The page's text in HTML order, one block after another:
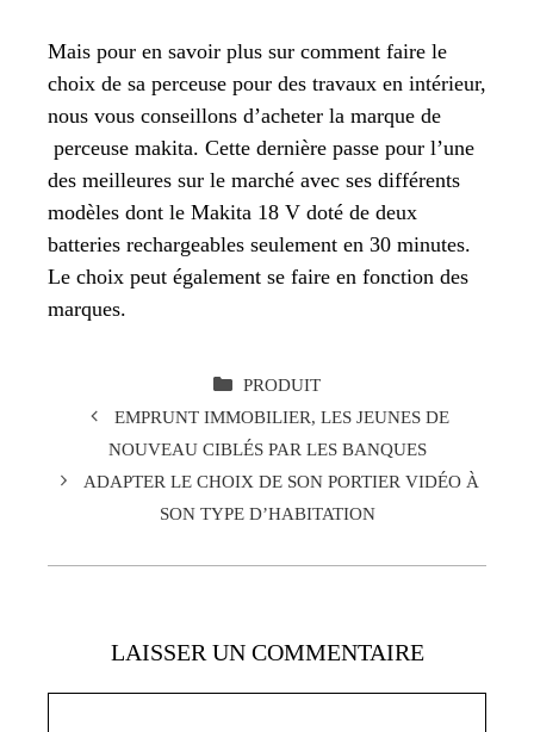
Mais pour en savoir plus sur comment faire le
choix de sa perceuse pour des travaux en intérieur,
nous vous conseillons d’acheter la marque de
perceuse makita. Cette dernière passe pour l’une
des meilleures sur le marché avec ses différents
modèles dont le Makita 18 V doté de deux
batteries rechargeables seulement en 30 minutes.
Le choix peut également se faire en fonction des
marques.
CATÉGORIES
PRODUIT
EMPRUNT IMMOBILIER, LES JEUNES DE
NOUVEAU CIBLÉS PAR LES BANQUES
ADAPTER LE CHOIX DE SON PORTIER VIDÉO À
SON TYPE D’HABITATION
LAISSER UN COMMENTAIRE